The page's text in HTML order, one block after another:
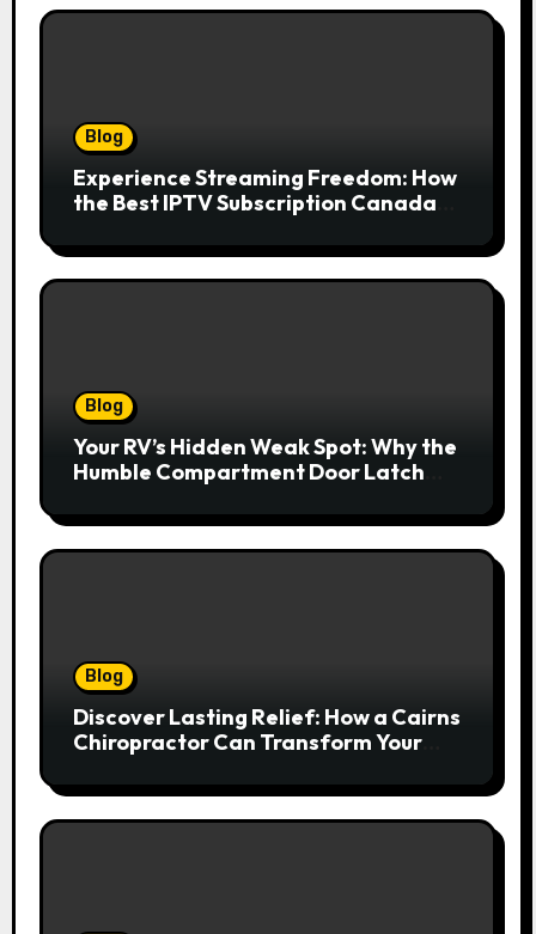
Blog
Experience Streaming Freedom: How
the Best IPTV Subscription Canada
Blog
Your RV’s Hidden Weak Spot: Why the
Humble Compartment Door Latch
Blog
Discover Lasting Relief: How a Cairns
Chiropractor Can Transform Your